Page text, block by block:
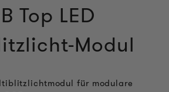
Top LED
Modul
für modulare